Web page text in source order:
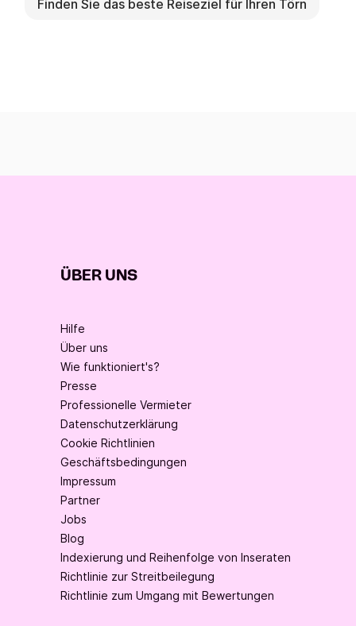
Finden Sie das beste Reiseziel für Ihren Törn
ÜBER UNS
Hilfe
Über uns
Wie funktioniert's?
Presse
Professionelle Vermieter
Datenschutzerklärung
Cookie Richtlinien
Geschäftsbedingungen
Impressum
Partner
Jobs
Blog
Indexierung und Reihenfolge von Inseraten
Richtlinie zur Streitbeilegung
Richtlinie zum Umgang mit Bewertungen